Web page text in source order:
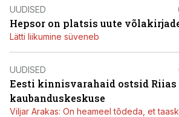
UUDISED
Hepsor on platsis uute
Lätti liikumine süveneb
UUDISED
Eesti kinnisvarahaid ostsid Riias
kaubanduskeskuse
Viljar Arakas: On heameel tõdeda, et